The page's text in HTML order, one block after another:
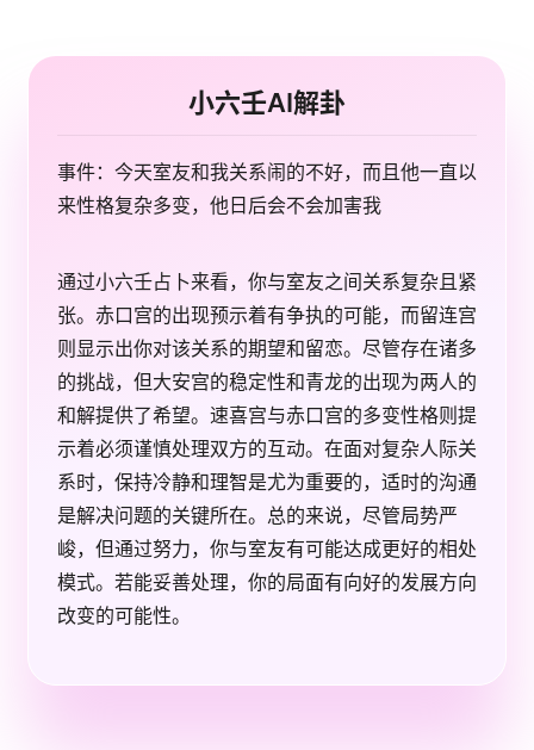
小六壬AI解卦
事件：今天室友和我关系闹的不好，而且他一直以
来性格复杂多变，他日后会不会加害我
通过小六壬占卜来看，你与室友之间关系复杂且紧
张。赤口宫的出现预示着有争执的可能，而留连宫
则显示出你对该关系的期望和留恋。尽管存在诸多
的挑战，但大安宫的稳定性和青龙的出现为两人的
和解提供了希望。速喜宫与赤口宫的多变性格则提
示着必须谨慎处理双方的互动。在面对复杂人际关
系时，保持冷静和理智是尤为重要的，适时的沟通
是解决问题的关键所在。总的来说，尽管局势严
峻，但通过努力，你与室友有可能达成更好的相处
模式。若能妥善处理，你的局面有向好的发展方向
改变的可能性。